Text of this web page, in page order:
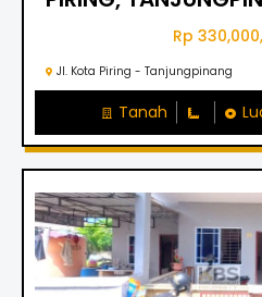
Rp
Jl. Kota Piring - Tanjungpinang
Tanah